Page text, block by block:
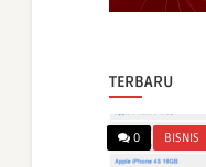
TERBARU
0 BISNIS